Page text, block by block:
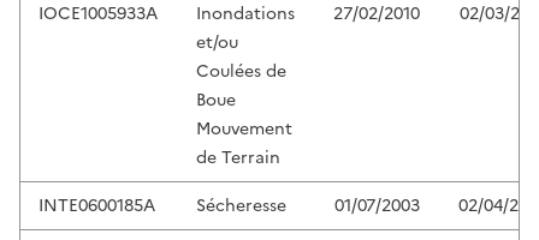
IOCE1005933A
Inondations
et/ou
Coulées de
Boue
Mouvement
de Terrain
27/02/2010 02/03/
INTE0600185A Sécheresse 01/07/2003 02/04/